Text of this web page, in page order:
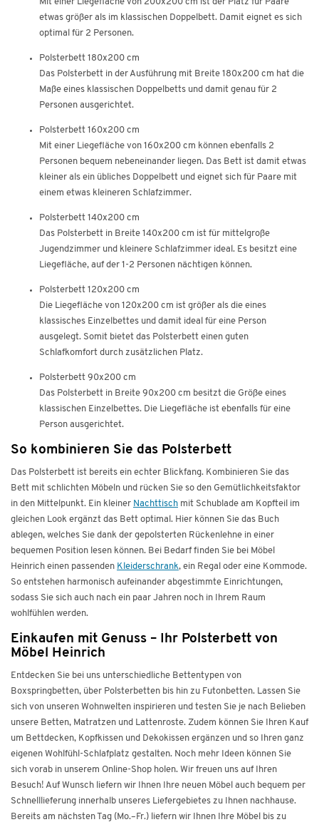
Mit einer Liegefläche von 200x200 cm ist der Platz für Paare
etwas größer als im klassischen Doppelbett. Damit eignet es sich
optimal für 2 Personen.
Polsterbett 180x200 cm
Das Polsterbett in der Ausführung mit Breite 180x200 cm hat die
Maße eines klassischen Doppelbetts und damit genau für 2
Personen ausgerichtet.
Polsterbett 160x200 cm
Mit einer Liegefläche von 160x200 cm können ebenfalls 2
Personen bequem nebeneinander liegen. Das Bett ist damit etwas
kleiner als ein übliches Doppelbett und eignet sich für Paare mit
einem etwas kleineren Schlafzimmer.
Polsterbett 140x200 cm
Das Polsterbett in Breite 140x200 cm ist für mittelgroße
Jugendzimmer und kleinere Schlafzimmer ideal. Es besitzt eine
Liegefläche, auf der 1-2 Personen nächtigen können.
Polsterbett 120x200 cm
Die Liegefläche von 120x200 cm ist größer als die eines
klassisches Einzelbettes und damit ideal für eine Person
ausgelegt. Somit bietet das Polsterbett einen guten
Schlafkomfort durch zusätzlichen Platz.
Polsterbett 90x200 cm
Das Polsterbett in Breite 90x200 cm besitzt die Größe eines
klassischen Einzelbettes. Die Liegefläche ist ebenfalls für eine
Person ausgerichtet.
So kombinieren Sie das Polsterbett
Das Polsterbett ist bereits ein echter Blickfang. Kombinieren Sie das
Bett mit schlichten Möbeln und rücken Sie so den Gemütlichkeitsfaktor
in den Mittelpunkt. Ein kleiner Nachttisch mit Schublade am Kopfteil im
gleichen Look ergänzt das Bett optimal. Hier können Sie das Buch
ablegen, welches Sie dank der gepolsterten Rückenlehne in einer
bequemen Position lesen können. Bei Bedarf finden Sie bei Möbel
Heinrich einen passenden Kleiderschrank, ein Regal oder eine Kommode.
So entstehen harmonisch aufeinander abgestimmte Einrichtungen,
sodass Sie sich auch nach ein paar Jahren noch in Ihrem Raum
wohlfühlen werden.
Einkaufen mit Genuss – Ihr Polsterbett von
Möbel Heinrich
Entdecken Sie bei uns unterschiedliche Bettentypen von
Boxspringbetten, über Polsterbetten bis hin zu Futonbetten. Lassen Sie
sich von unseren Wohnwelten inspirieren und testen Sie je nach Belieben
unsere Betten, Matratzen und Lattenroste. Zudem können Sie Ihren Kauf
um Bettdecken, Kopfkissen und Dekokissen ergänzen und so Ihren ganz
eigenen Wohlfühl-Schlafplatz gestalten. Noch mehr Ideen können Sie
sich vorab in unserem Online-Shop holen. Wir freuen uns auf Ihren
Besuch! Auf Wunsch liefern wir Ihnen Ihre neuen Möbel auch bequem per
Schnelllieferung innerhalb unseres Liefergebietes zu Ihnen nachhause.
Bereits am nächsten Tag (Mo.–Fr.) liefern wir Ihnen Ihre Möbel bis zu